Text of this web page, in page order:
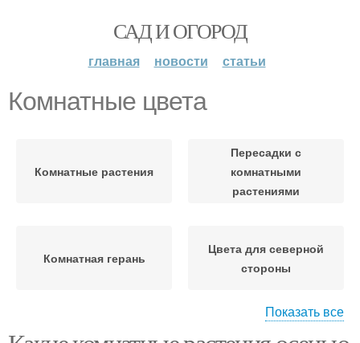
САД И ОГОРОД
главная новости статьи
Комнатные цвета
Комнатные растения
Пересадки с
комнатными
растениями
Комнатная герань
Цвета для северной
стороны
Показать все